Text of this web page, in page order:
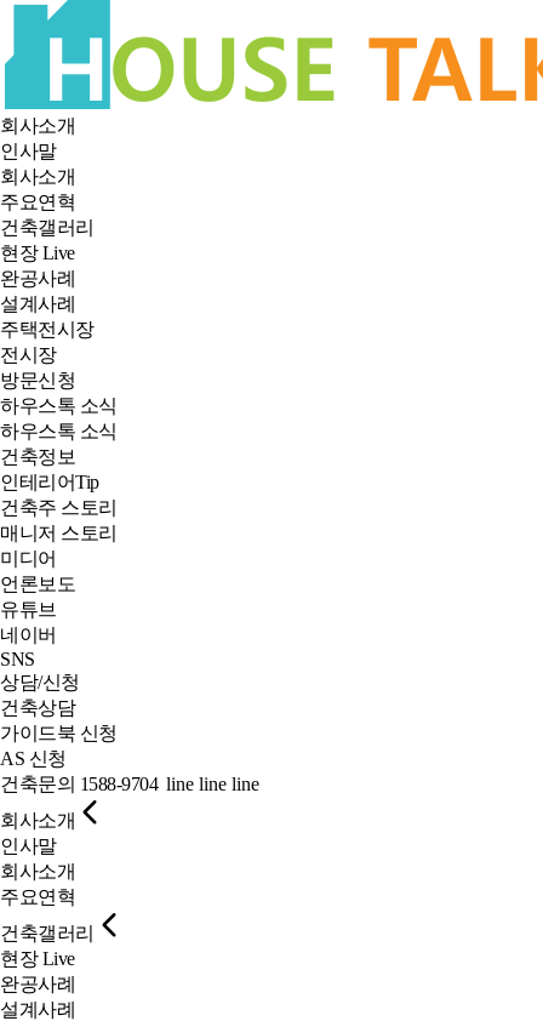
회사소개
인사말
회사소개
주요연혁
건축갤러리
현장 Live
완공사례
설계사례
주택전시장
전시장
방문신청
하우스톡 소식
하우스톡 소식
건축정보
인테리어Tip
건축주 스토리
매니저 스토리
미디어
언론보도
유튜브
네이버
SNS
상담/신청
건축상담
가이드북 신청
AS 신청
건축문의 1588-9704 line line line
회사소개
인사말
회사소개
주요연혁
건축갤러리
현장 Live
완공사례
설계사례